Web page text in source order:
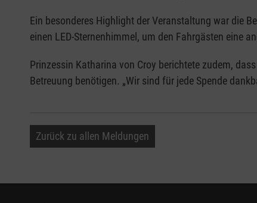
Ein besonderes Highlight der Veranstaltung war die
einen LED-Sternenhimmel, um den Fahrgästen eine
Prinzessin Katharina von Croy berichtete zudem,
Betreuung benötigen. „Wir sind für jede Spende
Zurück zu allen Meldungen